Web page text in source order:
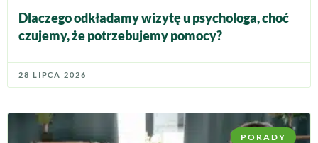
Dlaczego odkładamy wizytę u psychologa, choć
czujemy, że potrzebujemy pomocy?
28 LIPCA 2026
PORADY